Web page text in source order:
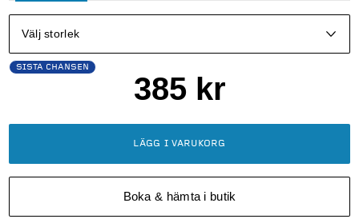
Välj storlek
385kr
SISTA CHANSEN
LÄGG I VARUKORG
Boka & hämta i butik